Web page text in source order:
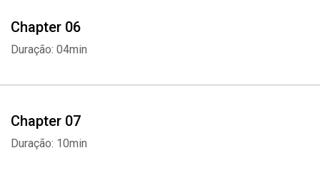
Chapter 06
Duração: 04min
Chapter 07
Duração: 10min